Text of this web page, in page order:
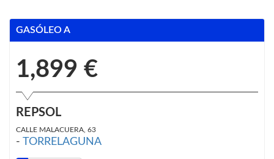
GASÓLEO A
1,899 €
REPSOL
CALLE MALACUERA, 63
- TORRELAGUNA